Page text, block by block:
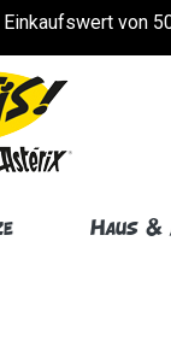
von
Haus &